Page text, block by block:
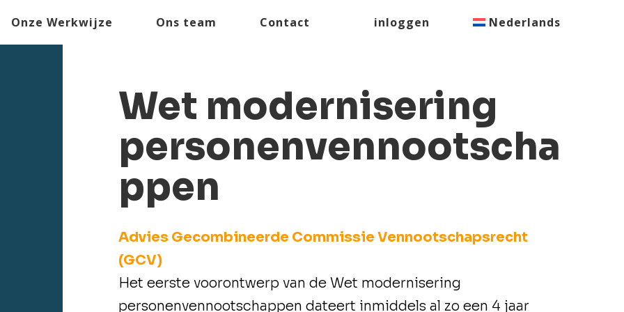
Onze Werkwijze Ons team Contact inloggen Nederlands
Wet modernisering
personenvennootscha
ppen
Advies Gecombineerde Commissie Vennootschapsrecht
(GCV)
Het eerste voorontwerp van de Wet modernisering
personenvennootschappen dateert inmiddels al zo een 4 jaar